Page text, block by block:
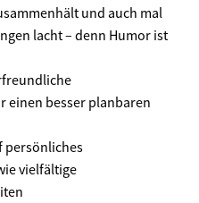
und auch mal
lacht – denn Humor ist
einen besser planbaren
persönliches
vielfältige